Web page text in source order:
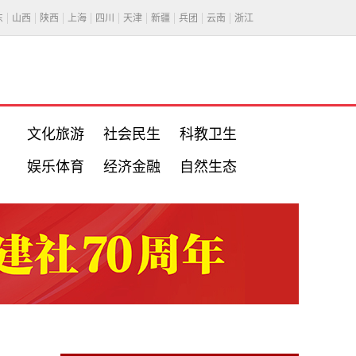
山西 陕西 上海 四川 天津 新疆 兵团 云南 浙江
文化旅游 社会民生 科教卫生
娱乐体育 经济金融 自然生态